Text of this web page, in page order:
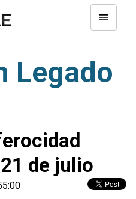
Legado
de julio